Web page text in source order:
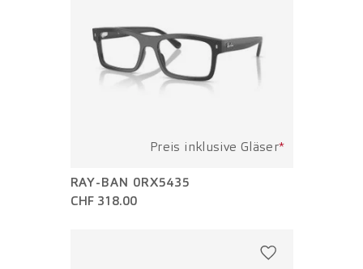
Preis inklusive Gläser*
RAY-BAN 0RX5435
CHF 318.00